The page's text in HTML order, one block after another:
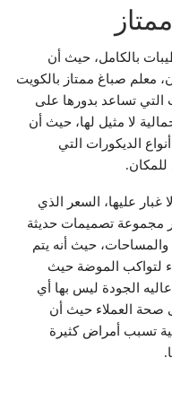
بالكامل، حيث أن
معلم صباغ ممتاز بالكويت
التي تساعد بدورها على
لا مثيل لها، حيث أن
الديكورات التي
غبار عليها، السعر الذي
مجموعة تصميمات حديثة
والمساحات، حيث أنه يتم
لتواكب الموضة حيث
الجودة ليس بها أي
صحة العملاء حيث أن
تسبب أمراض كثيرة